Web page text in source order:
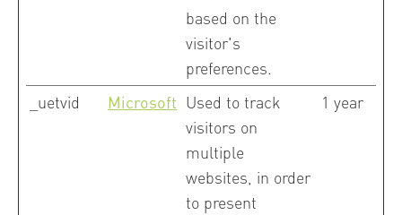
based on the
visitor's
preferences.
_uetvid Microsoft Used to track
visitors on
multiple
websites, in order
to present
1 year